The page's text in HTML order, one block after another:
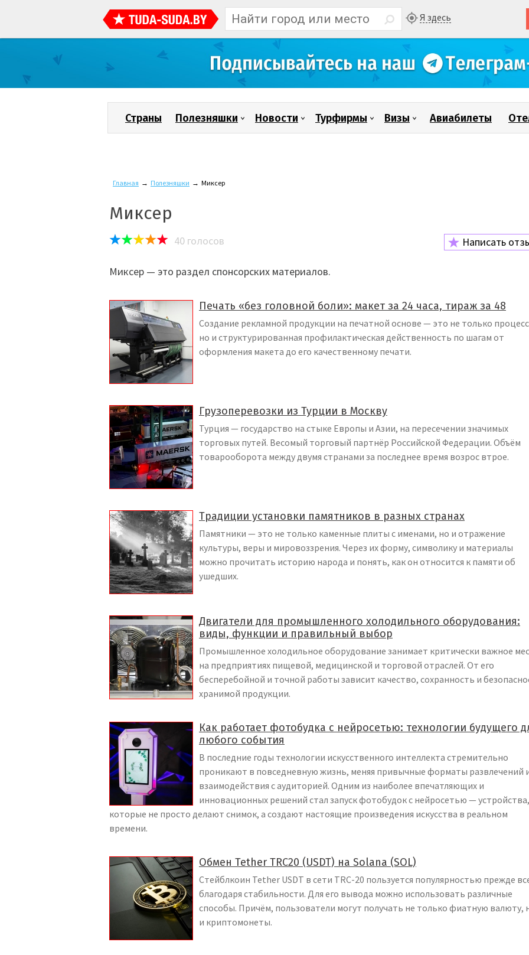
Я здесь
Страны Полезняшки Новости Турфирмы Визы Авиабилеты
Главная → Полезняшки → Миксер
Миксер
40 голосов Написать
Миксер — это раздел спонсорских материалов.
Печать «без головной боли»: макет за 24 часа, тираж за 48
Создание рекламной продукции на печатной основе — это не только
но и структурированная профилактическая действенность по шагам от
оформления макета до его качественному печати.
Грузоперевозки из Турции в Москву
Турция — государство на стыке Европы и Азии, на пересечении значимых
торговых путей. Весомый торговый партнёр Российской Федерации. Объём
товарооборота между двумя странами за последнее время возрос втрое.
Традиции установки памятников в разных странах
Памятники — это не только каменные плиты с именами, но и отражение
культуры, веры и мировоззрения. Через их форму, символику и материалы
можно прочитать историю народа и понять, как он относится к памяти об
ушедших.
Двигатели для промышленного холодильного оборудования:
виды, функции и правильный выбор
Промышленное холодильное оборудование занимает критически важное
на предприятиях пищевой, медицинской и торговой отраслей. От его
бесперебойной и точной работы зависит качество, сохранность и
хранимой продукции.
Как работает фотобудка с нейросетью: технологии будущего
любого события
В последние годы технологии искусственного интеллекта стремительно
проникают в повседневную жизнь, меняя привычные форматы развлечений
взаимодействия с аудиторией. Одним из наиболее впечатляющих и
инновационных решений стал запуск фотобудок с нейросетью — устройства,
которые не просто делают снимок, а создают настоящие произведения искусства в реальном
времени.
Обмен Tether TRC20 (USDT) на Solana (SOL)
Стейблкоин Tether USDT в сети TRC-20 пользуется популярностью прежде
благодаря стабильности. Для его вывода можно использовать различные
способы. Причём, пользователи могут получать не только фиатную валюту,
и криптомонеты.